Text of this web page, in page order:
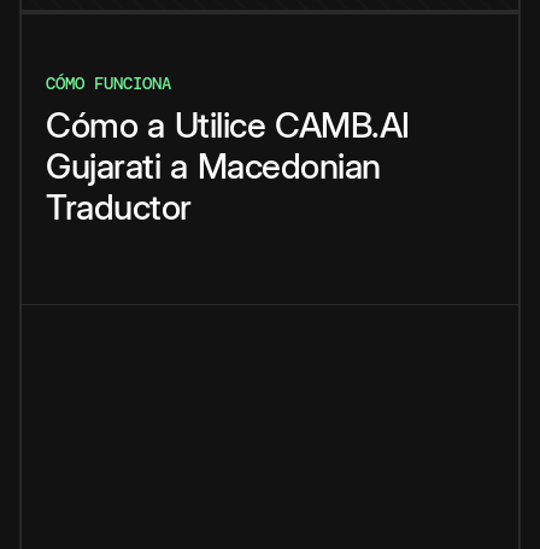
CÓMO FUNCIONA
Cómo a Utilice CAMB.AI
Gujarati a Macedonian
Traductor